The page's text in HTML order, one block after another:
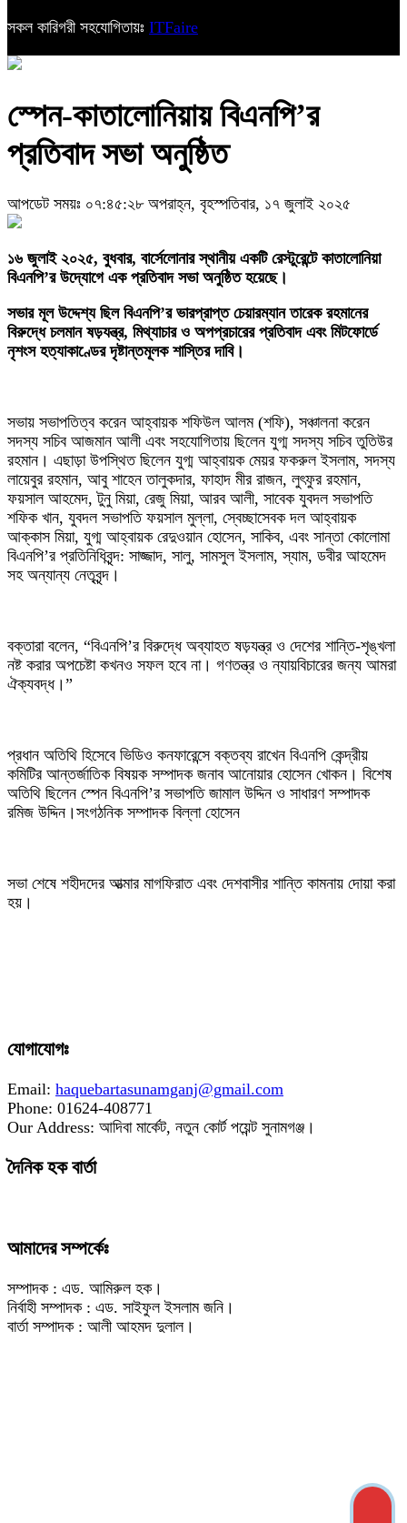
সকল কারিগরী সহযোগিতায়ঃ ITFaire
স্পেন-কাতালোনিয়ায় বিএনপি’র
প্রতিবাদ সভা অনুষ্ঠিত
আপডেট সময়ঃ ০৭:৪৫:২৮ অপরাহ্ন, বৃহস্পতিবার, ১৭ জুলাই ২০২৫
১৬ জুলাই ২০২৫, বুধবার, বার্সেলোনার স্থানীয় একটি রেস্টুরেন্টে কাতালোনিয়া
বিএনপি’র উদ্যোগে এক প্রতিবাদ সভা অনুষ্ঠিত হয়েছে।
সভার মূল উদ্দেশ্য ছিল বিএনপি’র ভারপ্রাপ্ত চেয়ারম্যান তারেক রহমানের
বিরুদ্ধে চলমান ষড়যন্ত্র, মিথ্যাচার ও অপপ্রচারের প্রতিবাদ এবং মিটফোর্ডে
নৃশংস হত্যাকাণ্ডের দৃষ্টান্তমূলক শাস্তির দাবি।
‎সভায় সভাপতিত্ব করেন আহ্বায়ক শফিউল আলম (শফি), সঞ্চালনা করেন
সদস্য সচিব আজমান আলী এবং সহযোগিতায় ছিলেন যুগ্ম সদস্য সচিব তুতিউর
রহমান। এছাড়া উপস্থিত ছিলেন যুগ্ম আহ্বায়ক মেয়র ফকরুল ইসলাম, সদস্য
লায়েবুর রহমান, আবু শাহেন তালুকদার, ফাহাদ মীর রাজন, লুৎফুর রহমান,
ফয়সাল আহমেদ, টুনু মিয়া, রেজু মিয়া, আরব আলী, সাবেক যুবদল সভাপতি
শফিক খান, যুবদল সভাপতি ফয়সাল মুল্লা, স্বেচ্ছাসেবক দল আহ্বায়ক
আক্কাস মিয়া, যুগ্ম আহ্বায়ক রেদুওয়ান হোসেন, সাকিব, এবং সান্তা কোলোমা
বিএনপি’র প্রতিনিধিবৃন্দ: সাজ্জাদ, সালু, সামসুল ইসলাম, স্যাম, ডবীর আহমেদ
সহ অন্যান্য নেতৃবৃন্দ।
‎বক্তারা বলেন, “বিএনপি’র বিরুদ্ধে অব্যাহত ষড়যন্ত্র ও দেশের শান্তি-শৃঙ্খলা
নষ্ট করার অপচেষ্টা কখনও সফল হবে না। গণতন্ত্র ও ন্যায়বিচারের জন্য আমরা
ঐক্যবদ্ধ।”
‎প্রধান অতিথি হিসেবে ভিডিও কনফারেন্সে বক্তব্য রাখেন বিএনপি কেন্দ্রীয়
কমিটির আন্তর্জাতিক বিষয়ক সম্পাদক জনাব আনোয়ার হোসেন খোকন। বিশেষ
অতিথি ছিলেন স্পেন বিএনপি’র সভাপতি জামাল উদ্দিন ও সাধারণ সম্পাদক
রমিজ উদ্দিন।সংগঠনিক সম্পাদক বিল্লা হোসেন
‎সভা শেষে শহীদদের আত্মার মাগফিরাত এবং দেশবাসীর শান্তি কামনায় দোয়া করা
হয়।
যোগাযোগঃ
Email: haquebartasunamganj@gmail.com
Phone: 01624-408771
Our Address: আদিবা মার্কেট, নতুন কোর্ট পয়েন্ট সুনামগঞ্জ।
দৈনিক হক বার্তা
আমাদের সম্পর্কেঃ
সম্পাদক : এড. আমিরুল হক।
নির্বাহী সম্পাদক : এড. সাইফুল ইসলাম জনি।
বার্তা সম্পাদক : আলী আহমদ দুলাল।